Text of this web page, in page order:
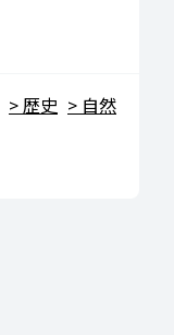
歴史
自然